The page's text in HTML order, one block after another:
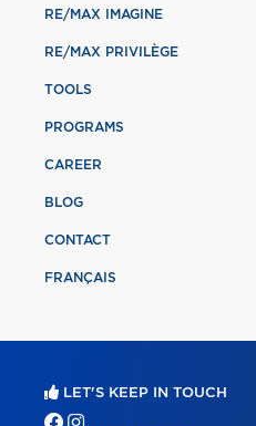
RE/MAX IMAGINE
RE/MAX PRIVILÈGE
TOOLS
PROGRAMS
CAREER
BLOG
CONTACT
FRANÇAIS
LET'S KEEP IN TOUCH